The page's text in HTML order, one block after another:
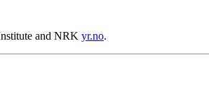
and NRK yr.no.